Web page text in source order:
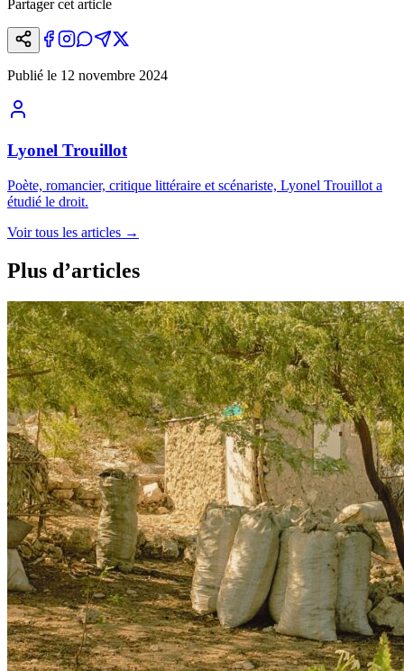
Partager cet article
Publié le 12 novembre 2024
Lyonel Trouillot
Poète, romancier, critique littéraire et scénariste, Lyonel Trouillot a
étudié le droit.
Voir tous les articles →
Plus d’articles